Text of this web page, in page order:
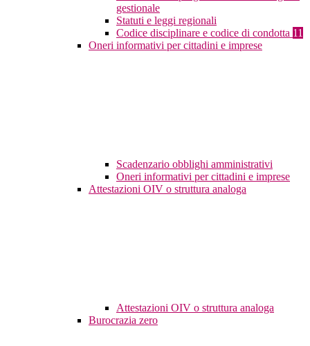
gestionale
Statuti e leggi regionali
Codice disciplinare e codice di condotta 11
Oneri informativi per cittadini e imprese
Scadenzario obblighi amministrativi
Oneri informativi per cittadini e imprese
Attestazioni OIV o struttura analoga
Attestazioni OIV o struttura analoga
Burocrazia zero